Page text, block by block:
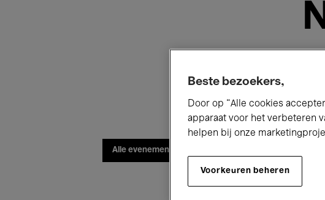
Alle evenementen
Beste bezoekers,
Door op “Alle cookies
apparaat voor het verbeteren
helpen bij onze
Voorkeuren beheren